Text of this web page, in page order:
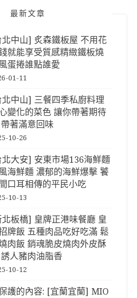
最新文章
北中山] 炙森鐵板屋 不用花
就能享受質感精緻鐵板燒
蛋捲誰點誰愛
01-11
北中山] 三餐四季私廚料理
變化的菜色 讓你帶著期待
著滿意回味
10-26
北大安] 安東市場136海鮮麵
海鮮麵 濃郁的海鮮爆擊 饕
口耳相傳的平民小吃
10-13
北板橋] 皇牌正港味餐廳 皇
牌飯 五種肉品吃好吃滿 鬆
肉飯 銷魂脆皮燒肉外皮酥
人豬肉油脂香
10-12
護的內容: [宜蘭宜蘭] MIO